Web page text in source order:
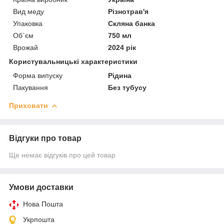
Вид меду
Різнотрав'я
Упаковка
Скляна банка
Об`єм
750 мл
Врожай
2024 рік
Користувальницькі характеристики
Форма випуску
Рідина
Пакування
Без тубусу
Приховати
Відгуки про товар
Ще немає відгуків про цей товар
Умови доставки
Нова Пошта
Укрпошта